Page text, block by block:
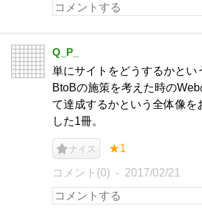
Q_P_
単にサイトをどうするかとい
BtoBの施策を考えた時の
て達成するかという全体像を
した1冊。
ナイス ★1
コメント(0) 2017/02/21